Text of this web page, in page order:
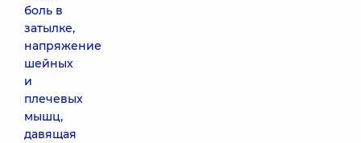
боль в
затылке,
напряжение
шейных
и
плечевых
мышц,
давящая